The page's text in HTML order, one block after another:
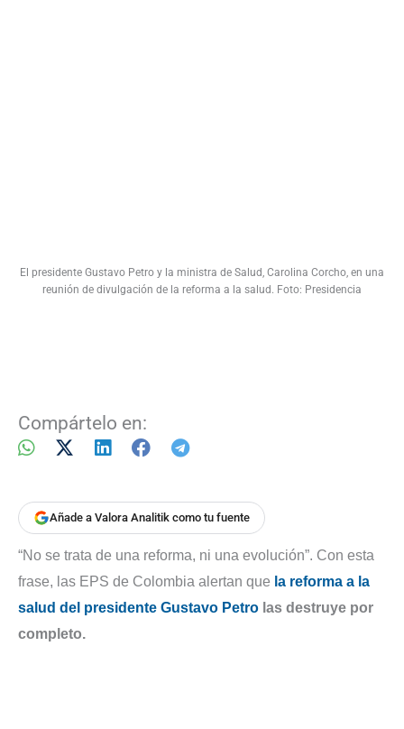
El presidente Gustavo Petro y la ministra de Salud, Carolina Corcho, en una
reunión de divulgación de la reforma a la salud. Foto: Presidencia
Compártelo en:
Añade a Valora Analitik como tu fuente
“No se trata de una reforma, ni una evolución”. Con esta
frase, las EPS de Colombia alertan que la reforma a la
salud del presidente Gustavo Petro las destruye por
completo.